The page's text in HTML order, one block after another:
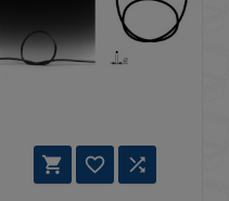
  